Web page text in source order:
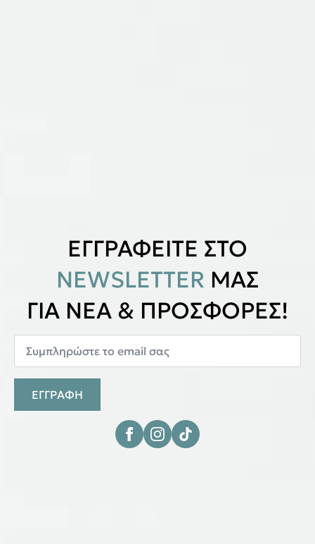
ΕΓΓΡΑΦΕΙΤΕ ΣΤΟ
NEWSLETTER ΜΑΣ
ΓΙΑ ΝΕΑ & ΠΡΟΣΦΟΡΕΣ!
ΕΓΓΡΑΦΗ